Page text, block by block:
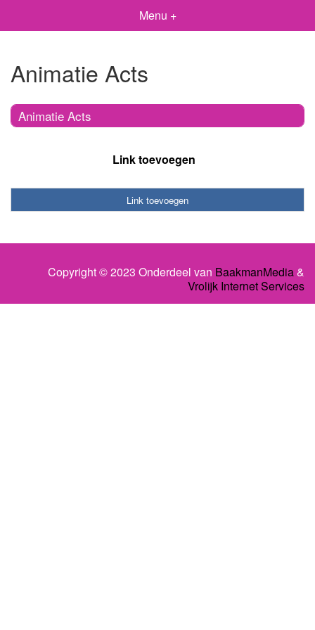
Menu +
Animatie Acts
Animatie Acts
Link toevoegen
Link toevoegen
Copyright © 2023 Onderdeel van BaakmanMedia&
Vrolijk Internet Services